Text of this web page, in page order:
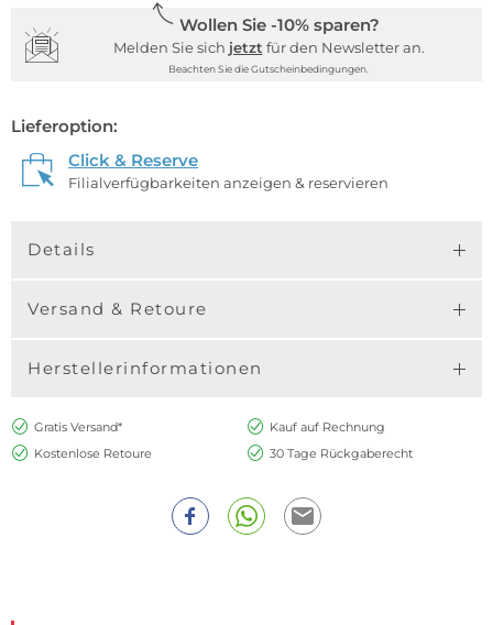
Wollen Sie -10% sparen?
Melden Sie sich jetzt für den Newsletter an.
Beachten Sie die Gutscheinbedingungen.
Lieferoption:
Click & Reserve
Filialverfügbarkeiten anzeigen & reservieren
Details
Versand & Retoure
Herstellerinformationen
Gratis Versand*
Kauf auf Rechnung
Kostenlose Retoure
30 Tage Rückgaberecht